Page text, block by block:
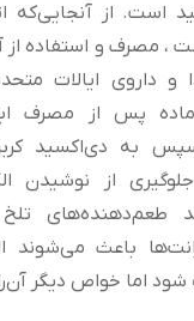
است. از آنجایی‌که
، مصرف و استفاده از
پس از مصرف
سپس به دی‌اکسید
از نوشیدن
طعم‌دهنده‌های
باعث می‌شوند
اما خواص دیگر